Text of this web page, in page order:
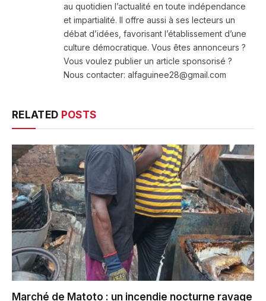
au quotidien l’actualité en toute indépendance
et impartialité. Il offre aussi à ses lecteurs un
débat d’idées, favorisant l’établissement d’une
culture démocratique. Vous êtes annonceurs ?
Vous voulez publier un article sponsorisé ?
Nous contacter: alfaguinee28@gmail.com
RELATED POSTS
Marché de Matoto : un incendie nocturne ravage